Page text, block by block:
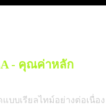
- คุณค่าหลัก
บบเรียลไทม์อย่างต่อเนื่อ